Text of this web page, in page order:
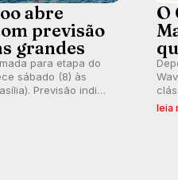
abre
previsão
grandes
para etapa do
sábado (8) às
Previsão indica
Medina
O
leia